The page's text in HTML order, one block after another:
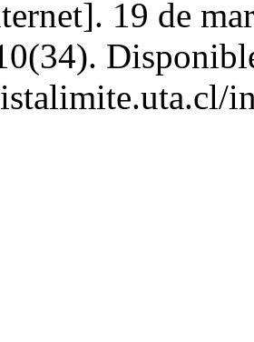
19 de